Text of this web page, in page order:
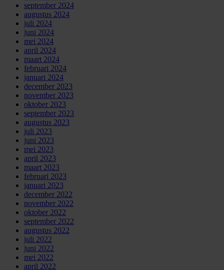
september 2024
augustus 2024
juli 2024
juni 2024
mei 2024
april 2024
maart 2024
februari 2024
januari 2024
december 2023
november 2023
oktober 2023
september 2023
augustus 2023
juli 2023
juni 2023
mei 2023
april 2023
maart 2023
februari 2023
januari 2023
december 2022
november 2022
oktober 2022
september 2022
augustus 2022
juli 2022
juni 2022
mei 2022
april 2022